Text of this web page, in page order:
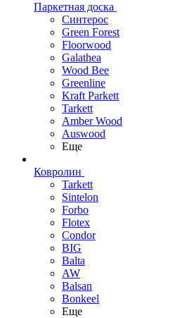
Паркетная доска
Синтерос
Green Forest
Floorwood
Galathea
Wood Bee
Greenline
Kraft Parkett
Tarkett
Amber Wood
Auswood
Еще
Ковролин
Tarkett
Sintelon
Forbo
Flotex
Condor
BIG
Balta
AW
Balsan
Bonkeel
Еще